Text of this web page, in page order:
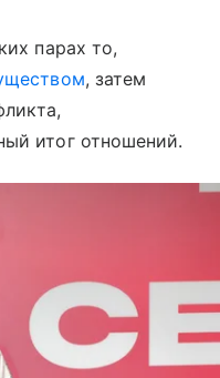
парах то,
, затем
итог отношений.